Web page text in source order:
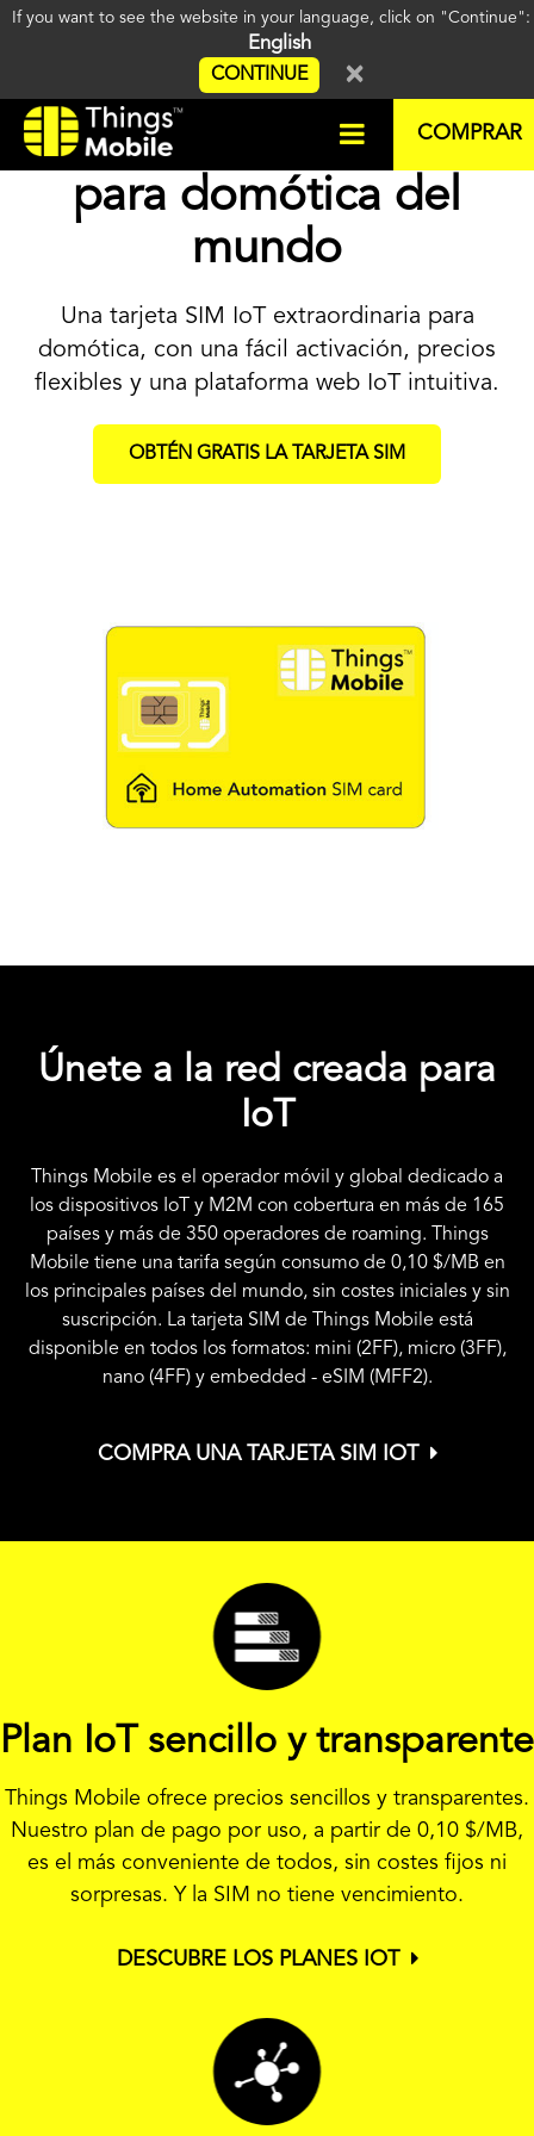
If you want to see the website in your language, click on "Continue":
English
CONTINUE ×
COMPRAR
La mejor tarjeta SIM
para domótica del
mundo
Una tarjeta SIM IoT extraordinaria para
domótica, con una fácil activación, precios
flexibles y una plataforma web IoT intuitiva.
OBTÉN GRATIS LA TARJETA SIM
Únete a la red creada para
IoT
Things Mobile es el operador móvil y global dedicado a
los dispositivos IoT y M2M con cobertura en más de 165
países y más de 350 operadores de roaming. Things
Mobile tiene una tarifa según consumo de 0,10 $/MB en
los principales países del mundo, sin costes iniciales y sin
suscripción. La tarjeta SIM de Things Mobile está
disponible en todos los formatos: mini (2FF), micro (3FF),
nano (4FF) y embedded - eSIM (MFF2).
COMPRA UNA TARJETA SIM IOT
Plan IoT sencillo y transparente
Things Mobile ofrece precios sencillos y transparentes.
Nuestro plan de pago por uso, a partir de 0,10 $/MB,
es el más conveniente de todos, sin costes fijos ni
sorpresas. Y la SIM no tiene vencimiento.
DESCUBRE LOS PLANES IOT